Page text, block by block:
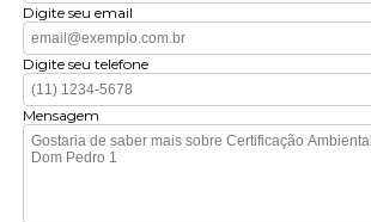
Digite seu email
Digite seu telefone
Mensagem